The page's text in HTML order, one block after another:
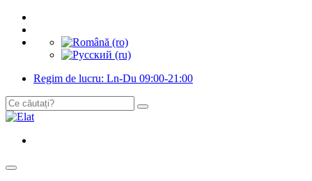
Regim de lucru: Ln-Du 09:00-21:00